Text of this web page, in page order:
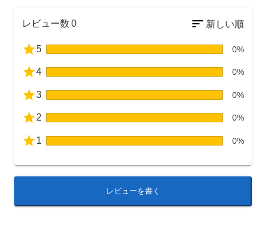
レビュー数 0
5 0%
4 0%
3 0%
2 0%
1 0%
レビューを書く